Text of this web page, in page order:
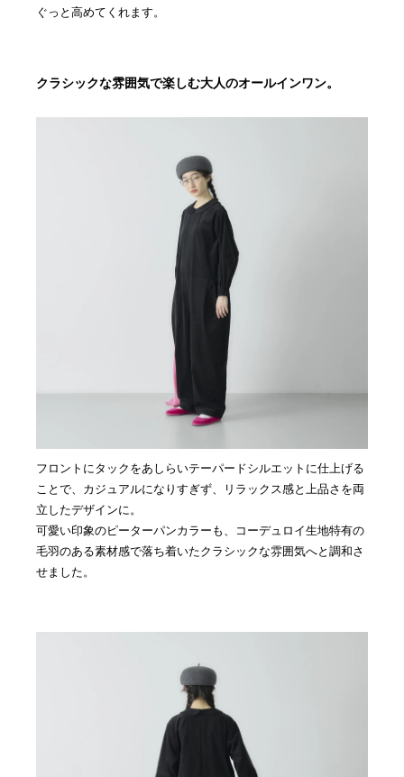
ぐっと高めてくれます。
クラシックな雰囲気で楽しむ大人のオールインワン。
フロントにタックをあしらいテーパードシルエットに仕上げる
ことで、カジュアルになりすぎず、リラックス感と上品さを両
立したデザインに。
可愛い印象のピーターパンカラーも、コーデュロイ生地特有の
毛羽のある素材感で落ち着いたクラシックな雰囲気へと調和さ
せました。